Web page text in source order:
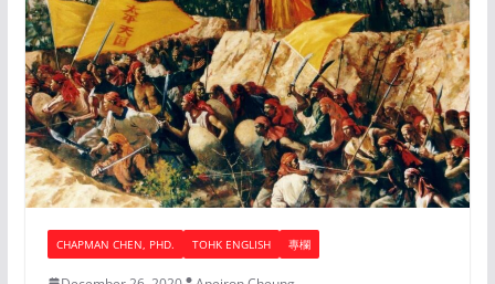
CHAPMAN CHEN, PHD. TOHK ENGLISH 專欄